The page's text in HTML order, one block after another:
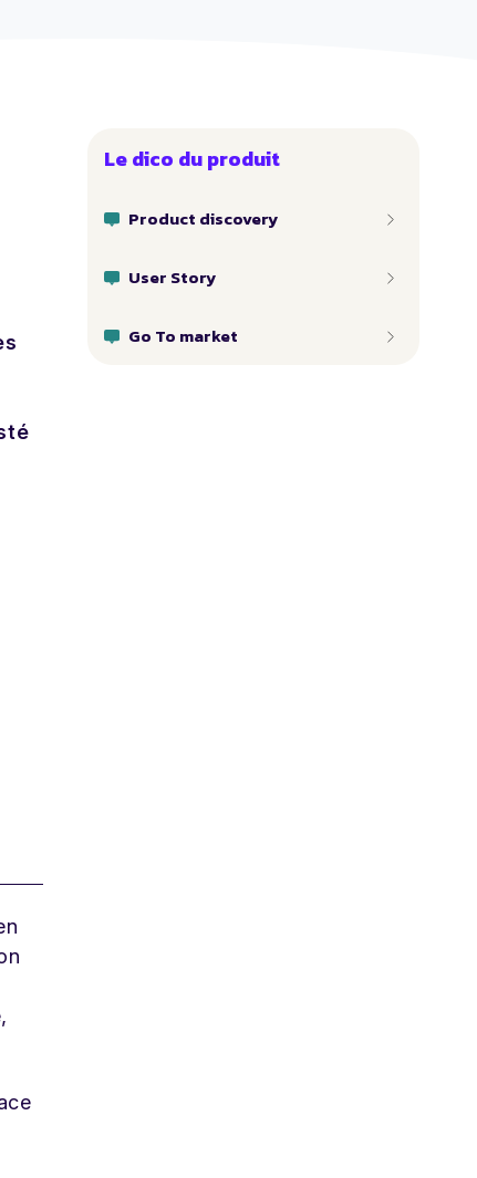
Le dico du produit
Product discovery
User Story
Go To market